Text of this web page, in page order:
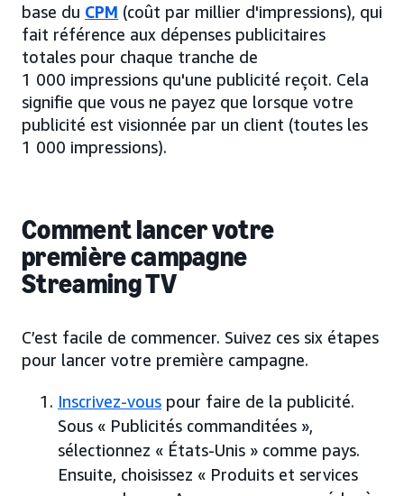
base du CPM (coût par millier d'impressions), qui
fait référence aux dépenses publicitaires
totales pour chaque tranche de
1 000 impressions qu'une publicité reçoit. Cela
signifie que vous ne payez que lorsque votre
publicité est visionnée par un client (toutes les
1 000 impressions).
Comment lancer votre
première campagne
Streaming TV
C’est facile de commencer. Suivez ces six étapes
pour lancer votre première campagne.
Inscrivez-vous pour faire de la publicité.
Sous « Publicités commanditées »,
sélectionnez « États-Unis » comme pays.
Ensuite, choisissez « Produits et services